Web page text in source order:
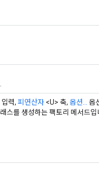
력, 피연산자 <U> 축, 옵션...
옵
스를 생성하는 팩토리 메서드입